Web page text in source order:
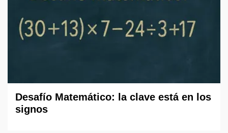
Desafío Matemático: la clave está en los
signos